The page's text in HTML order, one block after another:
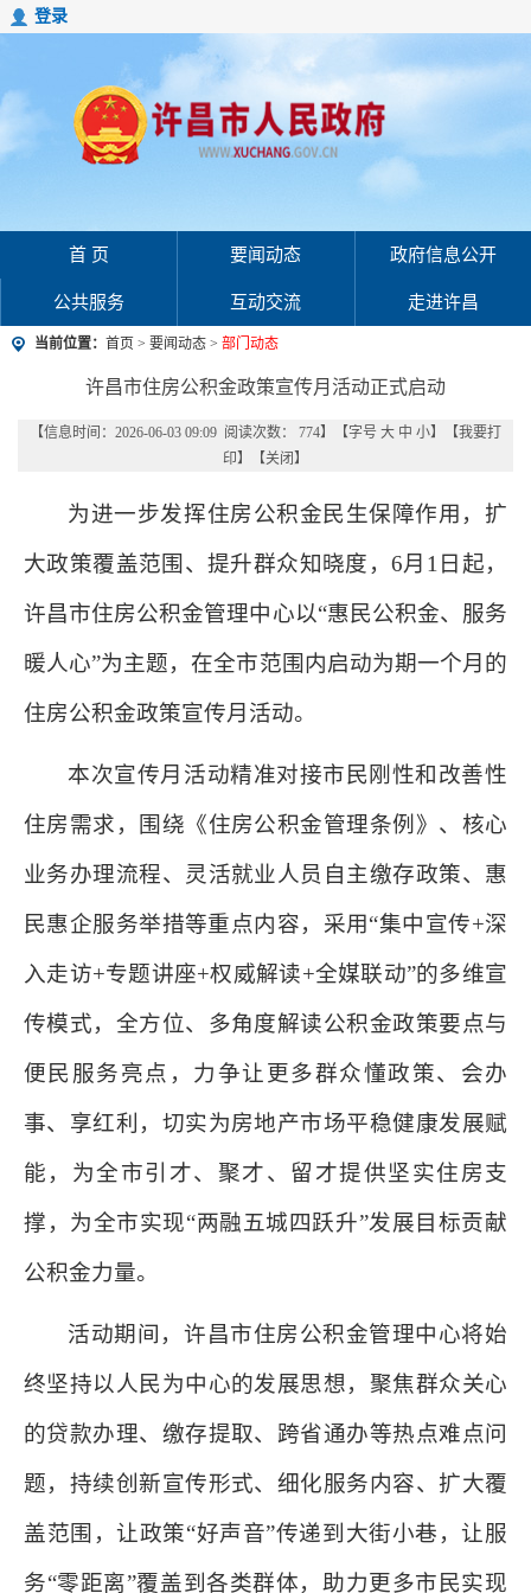
登录
首 页 要闻动态 政府信息公开
公共服务 互动交流 走进许昌
当前位置： 首页 > 要闻动态 > 部门动态
许昌市住房公积金政策宣传月活动正式启动
【信息时间：2026-06-03 09:09 阅读次数： 774】【字号 大 中 小】【我要打
印】【关闭 】
为进一步发挥住房公积金民生保障作用，扩
大政策覆盖范围、提升群众知晓度，6月1日起，
许昌市住房公积金管理中心以“惠民公积金、服务
暖人心”为主题，在全市范围内启动为期一个月的
住房公积金政策宣传月活动。
本次宣传月活动精准对接市民刚性和改善性
住房需求，围绕《住房公积金管理条例》、核心
业务办理流程、灵活就业人员自主缴存政策、惠
民惠企服务举措等重点内容，采用“集中宣传+深
入走访+专题讲座+权威解读+全媒联动”的多维宣
传模式，全方位、多角度解读公积金政策要点与
便民服务亮点，力争让更多群众懂政策、会办
事、享红利，切实为房地产市场平稳健康发展赋
能，为全市引才、聚才、留才提供坚实住房支
撑，为全市实现“两融五城四跃升”发展目标贡献
公积金力量。
活动期间，许昌市住房公积金管理中心将始
终坚持以人民为中心的发展思想，聚焦群众关心
的贷款办理、缴存提取、跨省通办等热点难点问
题，持续创新宣传形式、细化服务内容、扩大覆
盖范围，让政策“好声音”传递到大街小巷，让服
务“零距离”覆盖到各类群体，助力更多市民实现